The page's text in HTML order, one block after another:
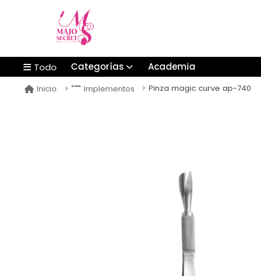
Todo Categorías Academia
Inicio Implementos Pinza magic curve ap-740